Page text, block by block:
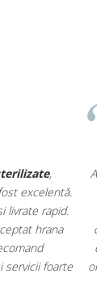
găsesc nu
:
Este foarte
animalul meu
au fost
și foarte util